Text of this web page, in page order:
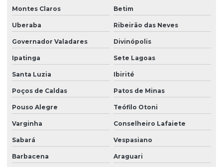
Montagem de ponte rolante
Montagem de talha elétrica
Motor elétrico para ponte rolante
Motor para ponte rolante
Motor redutor para ponte rolante
Movimentação de cargas laner
Painel elétrico para talha
Peças para ponte rolante
Montes Claros Betim
Uberaba Ribeirão das Neves
Governador Valadares Divinópolis
Ipatinga Sete Lagoas
Santa Luzia Ibirité
Poços de Caldas Patos de Minas
Pouso Alegre Teófilo Otoni
Varginha Conselheiro Lafaiete
Sabará Vespasiano
Barbacena Araguari